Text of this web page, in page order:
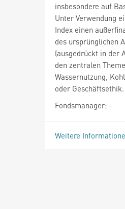
insbesondere auf
Unter Verwendung
Index einen
des ursprünglichen
(ausgedrückt in der
den zentralen
Wassernutzung,
oder Geschäftsethik.
Fondsmanager: -
Weitere